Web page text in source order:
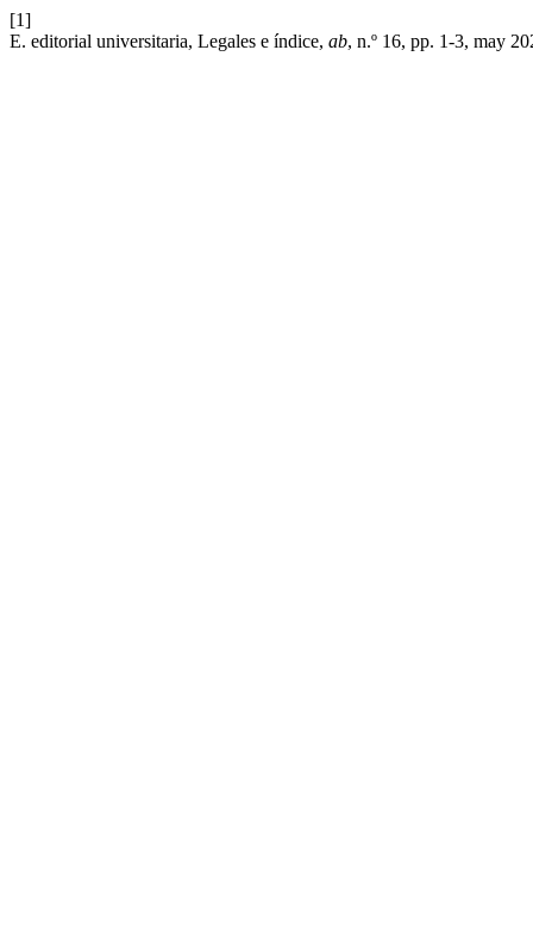
[1]
E. editorial universitaria, Legales e índice, ab, n.º 16, pp. 1-3, may